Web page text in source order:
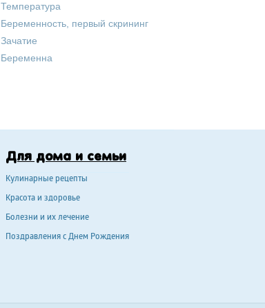
Температура
Беременность, первый скрининг
Зачатие
Беременна
Для дома и семьи
Кулинарные рецепты
Красота и здоровье
Болезни и их лечение
Поздравления с Днем Рождения